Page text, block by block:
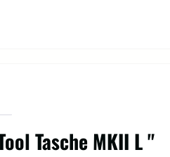
Tasche MKII L "